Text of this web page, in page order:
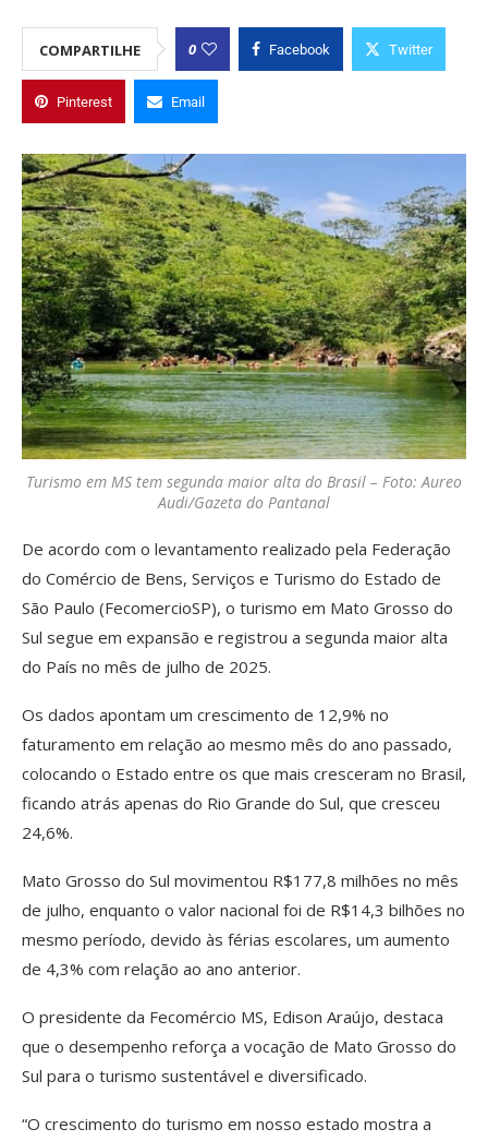
COMPARTILHE 0 Facebook Twitter
Pinterest Email
Turismo em MS tem segunda maior alta do Brasil – Foto: Aureo
Audi/Gazeta do Pantanal
De acordo com o levantamento realizado pela Federação
do Comércio de Bens, Serviços e Turismo do Estado de
São Paulo (FecomercioSP), o turismo em Mato Grosso do
Sul segue em expansão e registrou a segunda maior alta
do País no mês de julho de 2025.
Os dados apontam um crescimento de 12,9% no
faturamento em relação ao mesmo mês do ano passado,
colocando o Estado entre os que mais cresceram no Brasil,
ficando atrás apenas do Rio Grande do Sul, que cresceu
24,6%.
Mato Grosso do Sul movimentou R$177,8 milhões no mês
de julho, enquanto o valor nacional foi de R$14,3 bilhões no
mesmo período, devido às férias escolares, um aumento
de 4,3% com relação ao ano anterior.
O presidente da Fecomércio MS, Edison Araújo, destaca
que o desempenho reforça a vocação de Mato Grosso do
Sul para o turismo sustentável e diversificado.
“O crescimento do turismo em nosso estado mostra a